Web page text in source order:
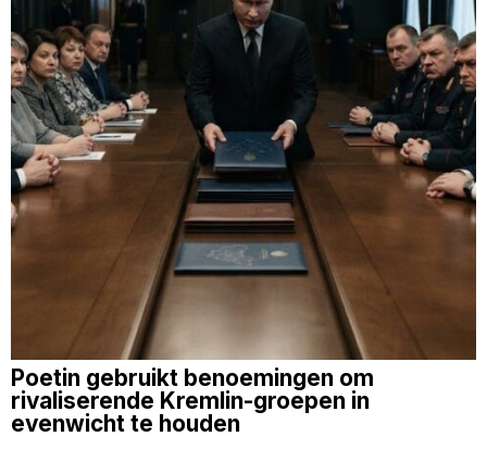
Poetin gebruikt benoemingen om
rivaliserende Kremlin-groepen in
evenwicht te houden